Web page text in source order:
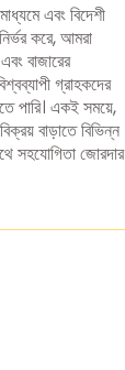
এবং বিদেশী
করে, আমরা
বাজারের
গ্রাহকদের
পারি। একই সময়ে,
বাড়াতে বিভিন্ন
সহযোগিতা জোরদার